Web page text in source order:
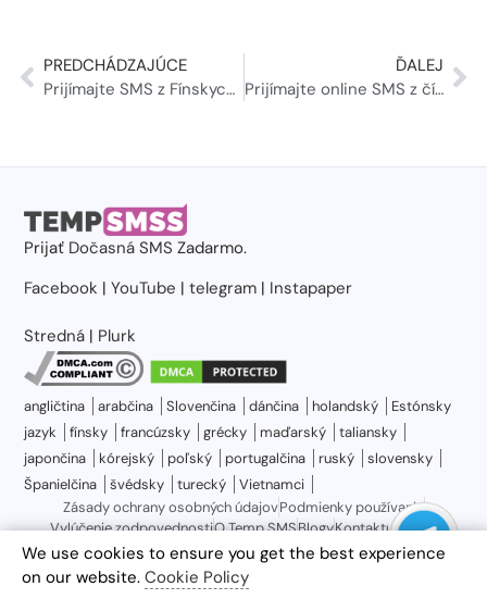
PREDCHÁDZAJÚCE
Prijímajte SMS z Fínskych dočasných čísel
ĎALEJ
Prijímajte online SMS z čísel Temp Sweden
Prijať Dočasná SMS Zadarmo.
Facebook |YouTube |telegram | Instapaper
Stredná | Plurk
angličtina arabčina Slovenčina dánčina holandský
Estónsky
jazyk
fínsky francúzsky grécky maďarský
taliansky
japončina
kórejský poľský portugalčina ruský
slovensky
Španielčina
švédsky turecký
Vietnamci
Zásady ochrany osobných údajovPodmienky používania
Vylúčenie zodpovednostiO Temp SMSBlogyKontaktujte nás
Sitemap
We use cookies to ensure you get the best experience
on our website. Cookie Policy